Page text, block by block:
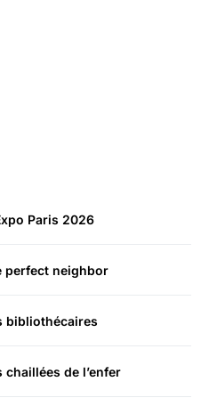
Paris 2026
perfect neighbor
bibliothécaires
chaillées de l’enfer